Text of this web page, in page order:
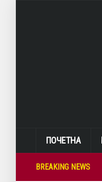
ПОЧЕТНА
BREAKING NEWS
Нова